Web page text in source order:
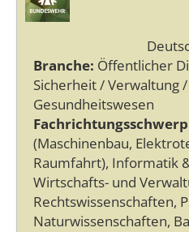
Branche: Öffentlicher
Sicherheit / Verwaltung
Gesundheitswesen
(Maschinenbau,
Raumfahrt), Informatik
Wirtschafts- und
Rechtswissenschaften,
Naturwissenschaften,